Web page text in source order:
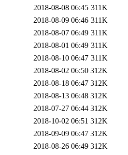
2018-08-08 06:45 311K
2018-08-09 06:46 311K
2018-08-07 06:49 311K
2018-08-01 06:49 311K
2018-08-10 06:47 311K
2018-08-02 06:50 312K
2018-08-18 06:47 312K
2018-08-13 06:48 312K
2018-07-27 06:44 312K
2018-10-02 06:51 312K
2018-09-09 06:47 312K
2018-08-26 06:49 312K